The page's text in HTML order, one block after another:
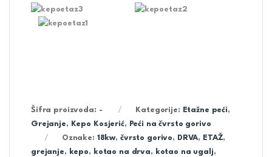
Šifra proizvoda: - Kategorije: Etažne peći,
Grejanje, Kepo Kosjerić,
Peći na čvrsto gorivo
Oznake: 18kw, čvrsto gorivo, DRVA, ETAŽ,
grejanje, kepo, kotao na drva, kotao na ugalj,